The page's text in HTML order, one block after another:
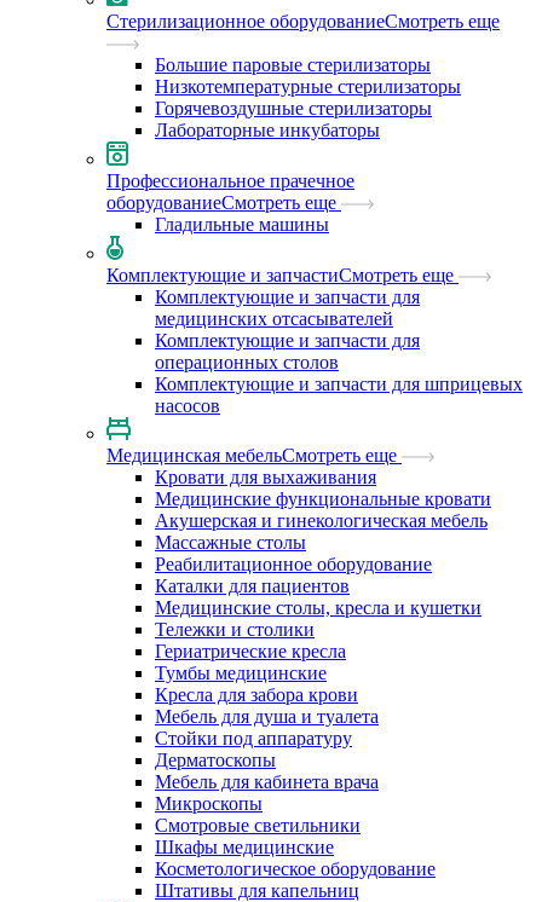
Стерилизационное оборудованиеСмотреть еще
Большие паровые стерилизаторы
Низкотемпературные стерилизаторы
Горячевоздушные стерилизаторы
Лабораторные инкубаторы
Профессиональное прачечное
оборудованиеСмотреть еще
Гладильные машины
Комплектующие и запчастиСмотреть еще
Комплектующие и запчасти для
медицинских отсасывателей
Комплектующие и запчасти для
операционных столов
Комплектующие и запчасти для шприцевых
насосов
Медицинская мебельСмотреть еще
Кровати для выхаживания
Медицинские функциональные кровати
Акушерская и гинекологическая мебель
Массажные столы
Реабилитационное оборудование
Каталки для пациентов
Медицинские столы, кресла и кушетки
Тележки и столики
Гериатрические кресла
Тумбы медицинские
Кресла для забора крови
Мебель для душа и туалета
Стойки под аппаратуру
Дерматоскопы
Мебель для кабинета врача
Микроскопы
Смотровые светильники
Шкафы медицинские
Косметологическое оборудование
Штативы для капельниц